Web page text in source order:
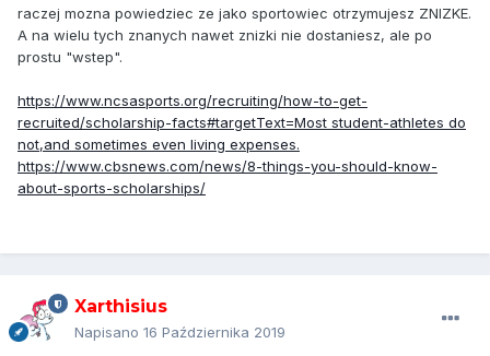
raczej mozna powiedziec ze jako sportowiec otrzymujesz ZNIZKE.
A na wielu tych znanych nawet znizki nie dostaniesz, ale po
prostu "wstep".
https://www.ncsasports.org/recruiting/how-to-get-
recruited/scholarship-facts#targetText=Most student-athletes do
not,and sometimes even living expenses.
https://www.cbsnews.com/news/8-things-you-should-know-
about-sports-scholarships/
Xarthisius
Napisano 16 Października 2019